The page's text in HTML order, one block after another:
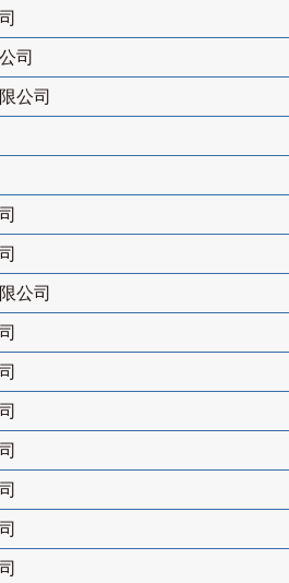
司
公司
公司